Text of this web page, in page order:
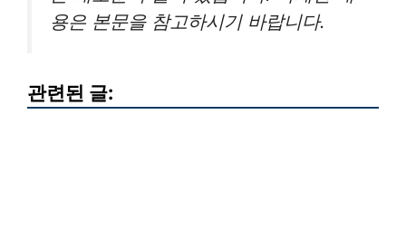
용은 본문을 참고하시기 바랍니다.
관련된 글: